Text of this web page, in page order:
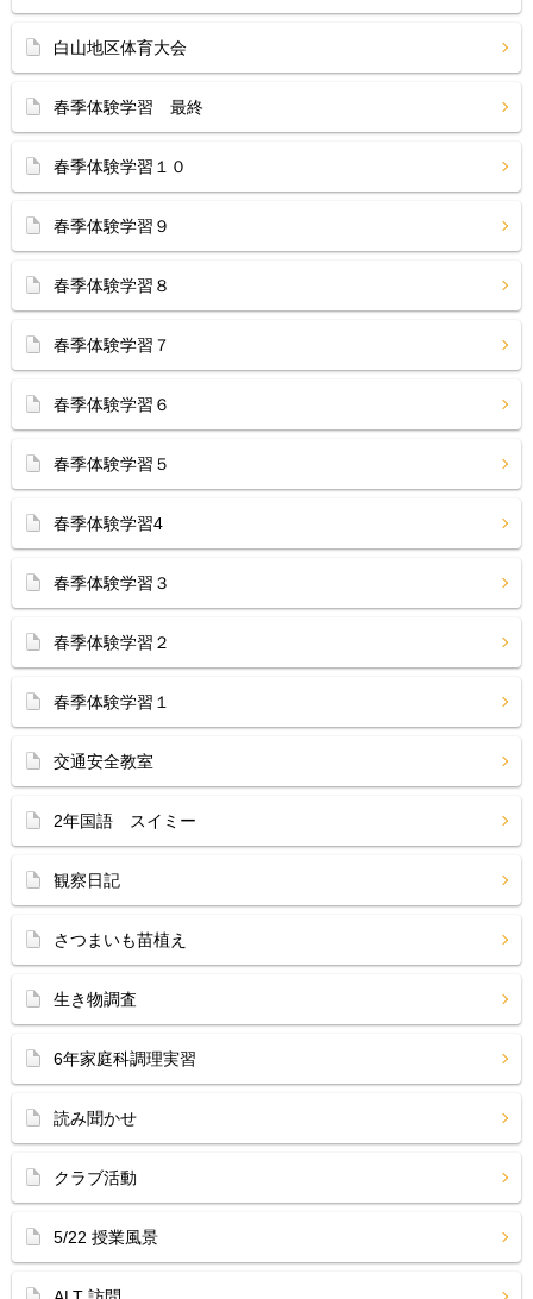
白山地区体育大会
春季体験学習 最終
春季体験学習１０
春季体験学習９
春季体験学習８
春季体験学習７
春季体験学習６
春季体験学習５
春季体験学習4
春季体験学習３
春季体験学習２
春季体験学習１
交通安全教室
2年国語 スイミー
観察日記
さつまいも苗植え
生き物調査
6年家庭科調理実習
読み聞かせ
クラブ活動
5/22 授業風景